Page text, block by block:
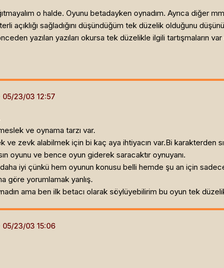
o halde. Oyunu betadayken oynadım. Ayrıca diğer
açıklığı sağladığını düşündüğüm tek düzelik olduğunu
yazılan yazıları okursa tek düzelikle ilgili tartışmaların
ve oynama tarzı var.
ve zevk alabilmek için bi kaç aya ihtiyacın var.Bi karakterden
oyunu ve bence oyun giderek saracaktır oynuyanı.
iyi çünkü hem oyunun konusu belli hemde şu an için
göre yorumlamak yanlış.
ama ben ilk betacı olarak söylüyebilirim bu oyun tek